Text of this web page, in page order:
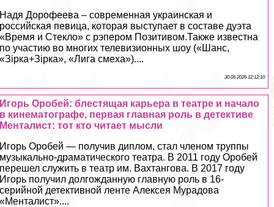
Надя Дорофеева – современная украинская и
российская певица, которая выступает в составе дуэта
«Время и Стекло» с рэпером Позитивом.Также известна
по участию во многих телевизионных шоу («Шанс,
«Зірка+Зірка», «Лига смеха»)....
30 06 2026 12:12:10
Игорь Оробей: блестящая карьера в театре и начало
в кинематографе, первая главная роль в детективе
Менталист: тот кто читает мысли
Игорь Оробей — получив диплом, стал члeном труппы
музыкально-драматического театра. В 2011 году Оробей
перешел служить в театр им. Вахтангова. В 2017 году
Игорь получил долгожданную главную роль в 16-
серийной детективной ленте Алексея Мурадова
«Менталист»....